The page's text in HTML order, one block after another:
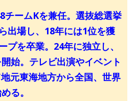
ームKを兼任。選抜総選挙
出場し、18年には1位を獲
プを卒業。24年に独立し、
始。テレビ出演やイベント
元東海地方から全国、世界
る。